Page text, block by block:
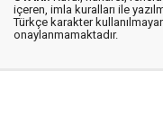
içeren, imla kuralları ile
Türkçe karakter
onaylanmamaktadır.